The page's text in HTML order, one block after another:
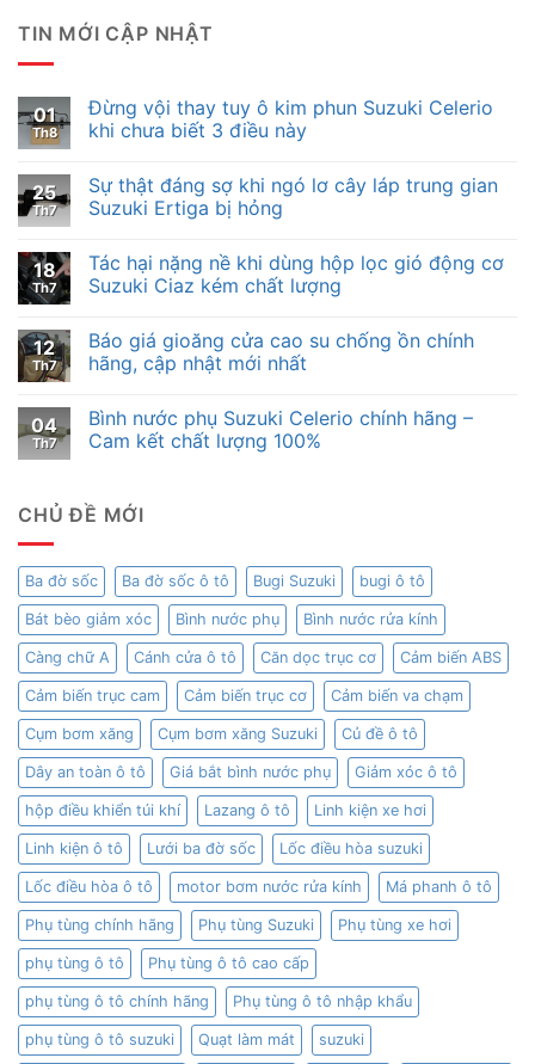
TIN MỚI CẬP NHẬT
01
Th8
Đừng vội thay tuy ô kim phun Suzuki Celerio
khi chưa biết 3 điều này
25
Th7
Sự thật đáng sợ khi ngó lơ cây láp trung gian
Suzuki Ertiga bị hỏng
18
Th7
Tác hại nặng nề khi dùng hộp lọc gió động cơ
Suzuki Ciaz kém chất lượng
12
Th7
Báo giá gioăng cửa cao su chống ồn chính
hãng, cập nhật mới nhất
04
Th7
Bình nước phụ Suzuki Celerio chính hãng –
Cam kết chất lượng 100%
CHỦ ĐỀ MỚI
Ba đờ sốc Ba đờ sốc ô tô Bugi Suzuki bugi ô tô
Bát bèo giảm xóc Bình nước phụ Bình nước rửa kính
Càng chữ A Cánh cửa ô tô Căn dọc trục cơ Cảm biến ABS
Cảm biến trục cam Cảm biến trục cơ Cảm biến va chạm
Cụm bơm xăng Cụm bơm xăng Suzuki Củ đề ô tô
Dây an toàn ô tô Giá bắt bình nước phụ Giảm xóc ô tô
hộp điều khiển túi khí Lazang ô tô Linh kiện xe hơi
Linh kiện ô tô Lưới ba đờ sốc Lốc điều hòa suzuki
Lốc điều hòa ô tô motor bơm nước rửa kính Má phanh ô tô
Phụ tùng chính hãng Phụ tùng Suzuki Phụ tùng xe hơi
phụ tùng ô tô Phụ tùng ô tô cao cấp
phụ tùng ô tô chính hãng Phụ tùng ô tô nhập khẩu
phụ tùng ô tô suzuki Quạt làm mát suzuki